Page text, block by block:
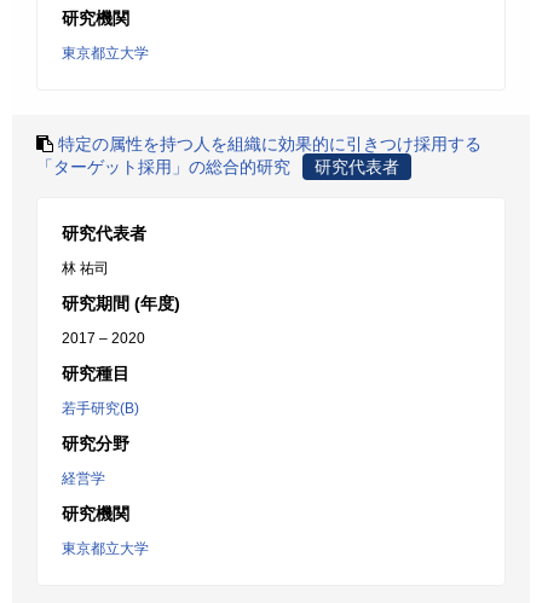
研究機関
東京都立大学
特定の属性を持つ人を組織に効果的に引きつけ採用する
「ターゲット採用」の総合的研究
研究代表者
研究代表者
林 祐司
研究期間 (年度)
2017 – 2020
研究種目
若手研究(B)
研究分野
経営学
研究機関
東京都立大学